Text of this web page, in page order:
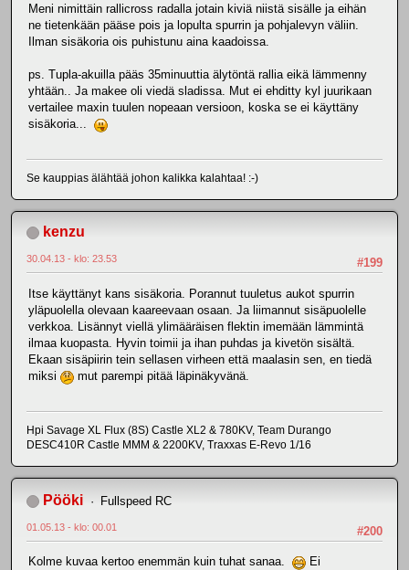
Meni nimittäin rallicross radalla jotain kiviä niistä sisälle ja eihän
ne tietenkään pääse pois ja lopulta spurrin ja pohjalevyn väliin.
Ilman sisäkoria ois puhistunu aina kaadoissa.
ps. Tupla-akuilla pääs 35minuuttia älytöntä rallia eikä lämmenny
yhtään.. Ja makee oli viedä sladissa. Mut ei ehditty kyl juurikaan
vertailee maxin tuulen nopeaan versioon, koska se ei käyttäny
sisäkoria...
Se kauppias älähtää johon kalikka kalahtaa! :-)
kenzu
#199
30.04.13 - klo: 23.53
Itse käyttänyt kans sisäkoria. Porannut tuuletus aukot spurrin
yläpuolella olevaan kaareevaan osaan. Ja liimannut sisäpuolelle
verkkoa. Lisännyt viellä ylimääräisen flektin imemään lämmintä
ilmaa kuopasta. Hyvin toimii ja ihan puhdas ja kivetön sisältä.
Ekaan sisäpiirin tein sellasen virheen että maalasin sen, en tiedä
miksi
mut parempi pitää läpinäkyvänä.
Hpi Savage XL Flux (8S) Castle XL2 & 780KV, Team Durango
DESC410R Castle MMM & 2200KV, Traxxas E-Revo 1/16
Pööki Fullspeed RC
#200
01.05.13 - klo: 00.01
Kolme kuvaa kertoo enemmän kuin tuhat sanaa.
Ei